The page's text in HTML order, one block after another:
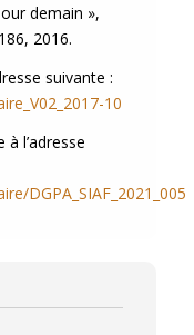
demain »,
2016.
suivante :
10
l’adresse
DGPA_SIAF_2021_005